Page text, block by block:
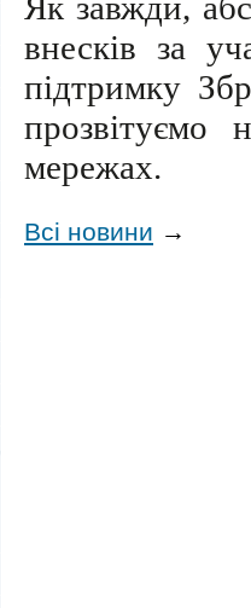
внесків за
підтримку
прозвітуємо
мережах.
Всі новини →